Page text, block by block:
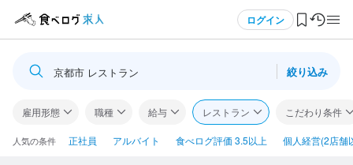
ログイン
ログイン・無料会員登録
食べログ求人TOP
京都市 レストラン 絞り込み
雇用形態 職種 給与 レストラン こだわり条件
人気の条件 正社員 アルバイト 食べログ評価 3.5以上 個人経営(2店舗